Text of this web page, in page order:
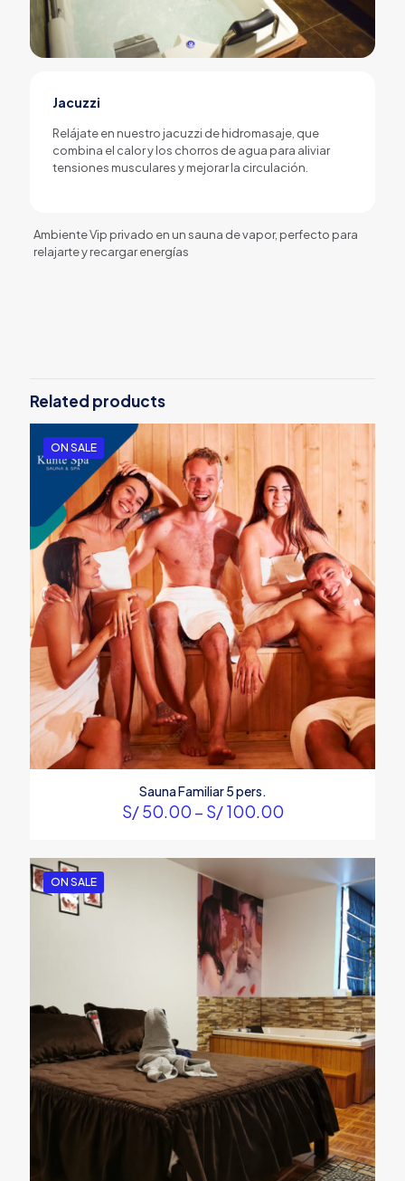
Jacuzzi
Relájate en nuestro jacuzzi de hidromasaje, que
combina el calor y los chorros de agua para aliviar
tensiones musculares y mejorar la circulación.
Ambiente Vip privado en un sauna de vapor, perfecto para
relajarte y recargar energías
para Parejas Ica”
Tu dirección de correo electrónico no será publicada.Los
campos obligatorios están marcados con
Your rating*
1 2 3 4 5
Name
Related products
ON SALE
Sauna Familiar 5 pers.
S/50.00 – S/100.00
ON SALE